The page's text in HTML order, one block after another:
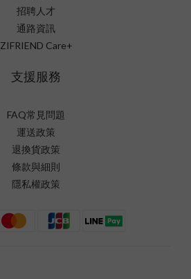
招聘人才
通路資訊
ZIFRIEND Care+
支援服務
FAQ常見問題
運送政策
退換貨政策
條款與細則
隱私權政策